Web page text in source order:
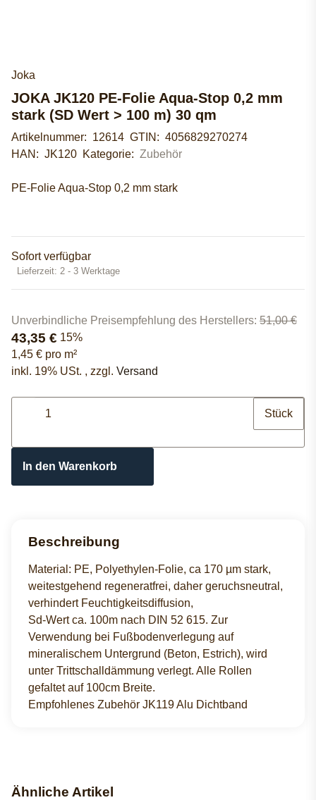
Joka
JOKA JK120 PE-Folie Aqua-Stop 0,2 mm
stark (SD Wert > 100 m) 30 qm
Artikelnummer: 12614 GTIN: 4056829270274
HAN: JK120 Kategorie: Zubehör
PE-Folie Aqua-Stop 0,2 mm stark
Sofort verfügbar
Lieferzeit: 2 - 3 Werktage
Unverbindliche Preisempfehlung des Herstellers: 51,00 €
43,35 € 15%
1,45 € pro m²
inkl. 19% USt. , zzgl. Versand
Stück
In den Warenkorb
Beschreibung
Material: PE, Polyethylen-Folie, ca 170 µm stark,
weitestgehend regeneratfrei, daher geruchsneutral,
verhindert Feuchtigkeitsdiffusion,
Sd-Wert ca. 100m nach DIN 52 615. Zur
Verwendung bei Fußbodenverlegung auf
mineralischem Untergrund (Beton, Estrich), wird
unter Trittschalldämmung verlegt. Alle Rollen
gefaltet auf 100cm Breite.
Empfohlenes Zubehör JK119 Alu Dichtband
Ähnliche Artikel